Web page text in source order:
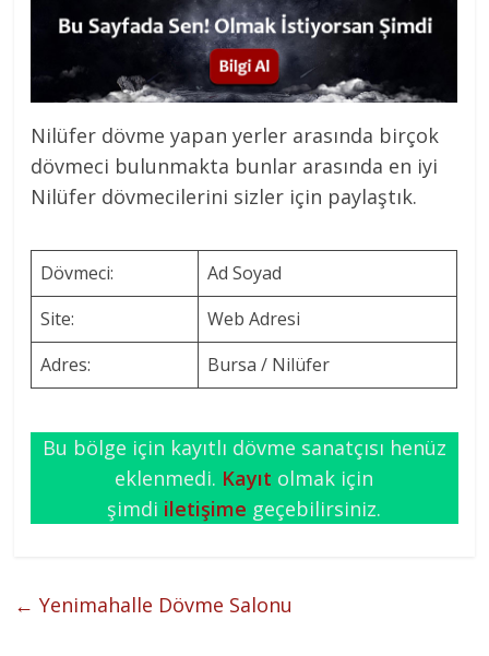
Nilüfer dövme yapan yerler arasında birçok
dövmeci bulunmakta bunlar arasında en iyi
Nilüfer dövmecilerini sizler için paylaştık.
Dövmeci:
Ad Soyad
Site:
Web Adresi
Adres:
Bursa / Nilüfer
Bu bölge için kayıtlı dövme sanatçısı henüz
eklenmedi. Kayıt olmak için
şimdi iletişime geçebilirsiniz.
← Yenimahalle Dövme Salonu